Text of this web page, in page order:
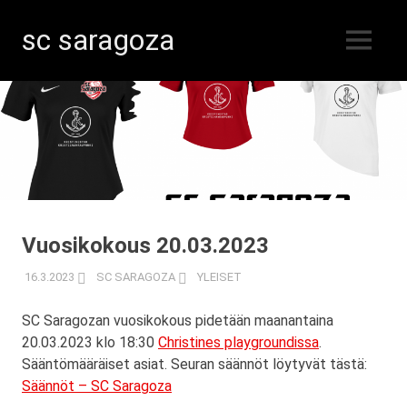
Skip
to
content
sc saragoza
Kristiinankaupungissa
vuodesta
1996
MENU
Vuosikokous 20.03.2023
16.3.2023 SC SARAGOZA YLEISET
SC Saragozan vuosikokous pidetään maanantaina
20.03.2023 klo 18:30 Christines playgroundissa.
Sääntömääräiset asiat. Seuran säännöt löytyvät tästä:
Säännöt – SC Saragoza